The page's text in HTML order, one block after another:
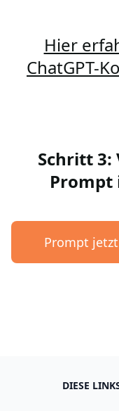
Hier
ChatGPT-
Schritt 3:
Prompt
Prompt
DIESE